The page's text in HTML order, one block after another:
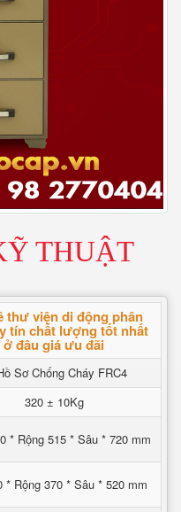
THUẬT
thư viện di động phân
tín chất lượng tốt nhất
ở đâu giá ưu đãi
Sơ Chống Cháy FRC4
320 ± 10Kg
* Rộng 515 * Sâu * 720 mm
* Rộng 370 * Sâu * 520 mm